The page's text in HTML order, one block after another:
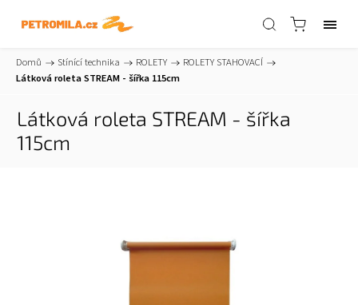
Domů / Stínící technika / ROLETY / ROLETY STAHOVACÍ /
Látková roleta STREAM - šířka 115cm
Látková roleta STREAM - šířka
115cm